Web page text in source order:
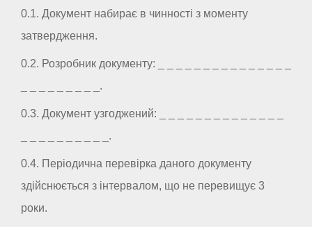
0.1. Документ набирає в чинності з моменту
затвердження.
0.2. Розробник документу: _ _ _ _ _ _ _ _ _ _ _ _ _ _ _
_ _ _ _ _ _ _ _ _.
0.3. Документ узгоджений: _ _ _ _ _ _ _ _ _ _ _ _ _ _
_ _ _ _ _ _ _ _ _ _.
0.4. Періодична перевірка даного документу
здійснюється з інтервалом, що не перевищує 3
роки.